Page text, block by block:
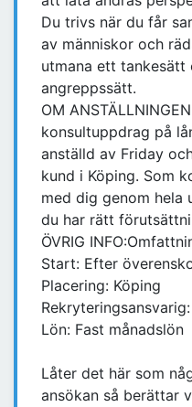
Du trivs när du får
av människor och
utmana ett
angreppssätt.
OM
konsultuppdrag på
anställd av Friday
kund i Köping. Som
med dig genom
du har rätt
ÖVRIG
Start: Efter
Placering: Köping
Lön: Fast månadslön
Låter det här som
ansökan så berättar